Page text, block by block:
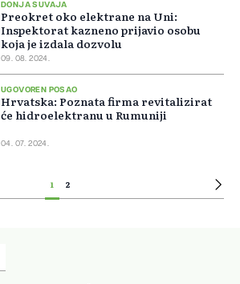
DONJA SUVAJA
Preokret oko elektrane na Uni:
Inspektorat kazneno prijavio osobu
koja je izdala dozvolu
09. 08. 2024.
UGOVOREN POSAO
Hrvatska: Poznata firma revitalizirat
će hidroelektranu u Rumuniji
04. 07. 2024.
1 2